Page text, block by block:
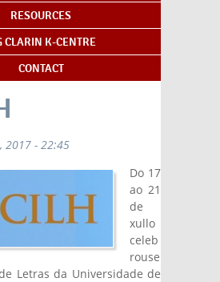
RESOURCES
CLARIN K-CENTRE
CONTACT
2017 - 22:45
Do 17
ao 21
de
xullo
celeb
rouse
Letras da Universidade de